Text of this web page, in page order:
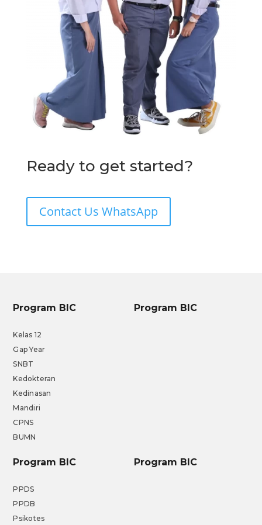
Ready to get started?
Contact Us WhatsApp
Program BIC
Kelas 12
Gap Year
SNBT
Kedokteran
Kedinasan
Mandiri
CPNS
BUMN
Program BIC
Program BIC
PPDS
PPDB
Psikotes
Program BIC